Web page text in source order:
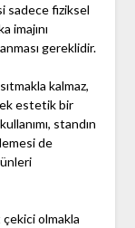
sadece fiziksel
imajını
gereklidir.
kalmaz,
estetik bir
standın
de
olmakla